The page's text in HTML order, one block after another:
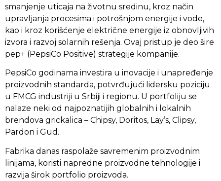
smanjenje uticaja na životnu sredinu, kroz način
upravljanja procesima i potrošnjom energije i vode,
kao i kroz korišćenje električne energije iz obnovljivih
izvora i razvoj solarnih rešenja. Ovaj pristup je deo šire
pep+ (PepsiCo Positive) strategije kompanije.
PepsiCo godinama investira u inovacije i unapređenje
proizvodnih standarda, potvrđujući lidersku poziciju
u FMCG industriji u Srbiji i regionu. U portfoliju se
nalaze neki od najpoznatijih globalnih i lokalnih
brendova grickalica – Chipsy, Doritos, Lay’s, Clipsy,
Pardon i Gud.
Fabrika danas raspolaže savremenim proizvodnim
linijama, koristi napredne proizvodne tehnologije i
razvija širok portfolio proizvoda.